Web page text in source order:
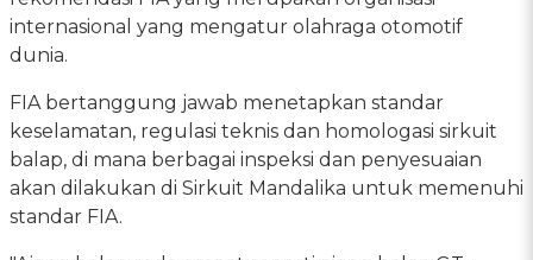
internasional yang mengatur olahraga otomotif
dunia.
FIA bertanggung jawab menetapkan standar
keselamatan, regulasi teknis dan homologasi sirkuit
balap, di mana berbagai inspeksi dan penyesuaian
akan dilakukan di Sirkuit Mandalika untuk memenuhi
standar FIA.